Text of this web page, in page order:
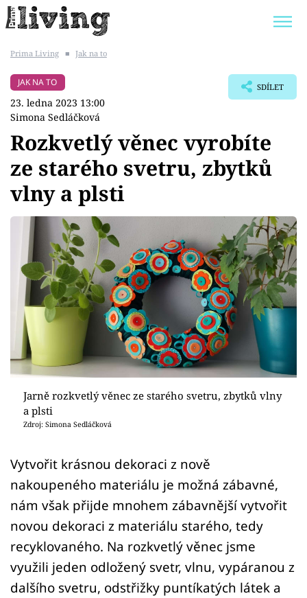
BYDLENÍ SLAVNÝCH
Témata
Bydlení
Zahrada
Design
Sledujte prima+
Přihlášení
Sledujte nás
Prima Living ■ Jak na to
JAK NA TO
23. ledna 2023 13:00
Simona Sedláčková
SDÍLET
Rozkvetlý věnec vyrobíte
ze starého svetru, zbytků
vlny a plsti
Jarně rozkvetlý věnec ze starého svetru, zbytků vlny
a plsti
Zdroj: Simona Sedláčková
Vytvořit krásnou dekoraci z nově
nakoupeného materiálu je možná zábavné,
nám však přijde mnohem zábavnější vytvořit
novou dekoraci z materiálu starého, tedy
recyklovaného. Na rozkvetlý věnec jsme
využili jeden odložený svetr, vlnu, vypáranou z
dalšího svetru, odstřižky puntíkatých látek a